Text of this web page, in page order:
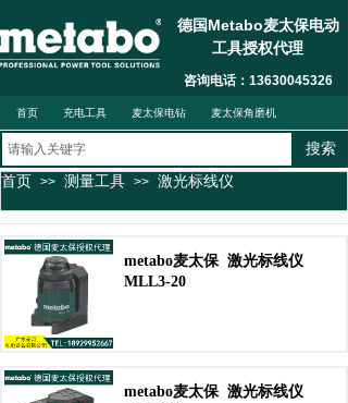
联系我们
咨询电话：13630045326
按钮文本
德国Metabo麦太保电动
工具授权代理
首页 充电工具 麦太保电钻 麦太保角磨机
麦太保电锤钻
搜索
首页 >> 测量工具 >> 激光标线仪
metabo麦太保 激光标线仪
MLL3-20
metabo麦太保 激光标线仪